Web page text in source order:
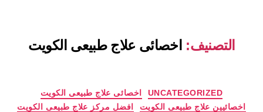
التصنيف: اخصائى علاج طبيعى الكويت
التصنيفات UNCATEGORIZED
اخصائى علاج طبيعى الكويت
اخصائيين علاج طبيعى الكويت
افضل مركز علاج طبيعى الكويت